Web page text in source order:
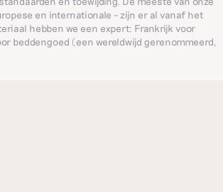
en internationale – zijn er al vanaf het
hebben we een expert: Frankrijk voor
beddengoed (een wereldwijd gerenommeerd,